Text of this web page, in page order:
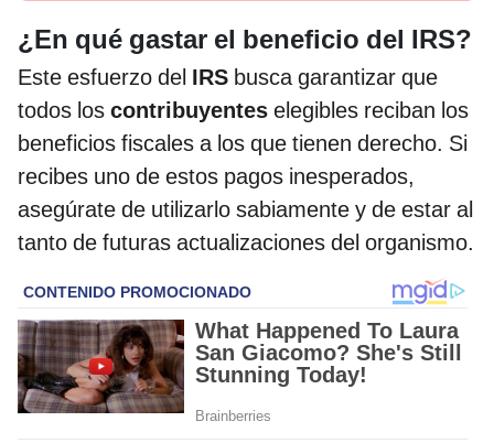
¿En qué gastar el beneficio del IRS?
Este esfuerzo del IRS busca garantizar que
todos los contribuyentes elegibles reciban los
beneficios fiscales a los que tienen derecho. Si
recibes uno de estos pagos inesperados,
asegúrate de utilizarlo sabiamente y de estar al
tanto de futuras actualizaciones del organismo.